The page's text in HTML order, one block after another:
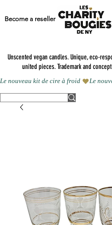
Unscented vegan candles.Unique, eco-
united pieces. Trademark and
Become a reseller
Le nouveau kit de cire à froid